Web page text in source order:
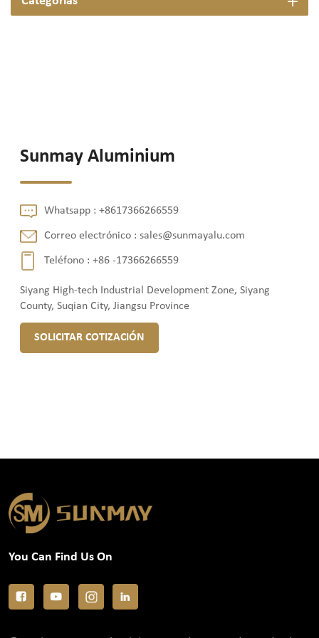
Sunmay Aluminium
Whatsapp :+8617366266559
Correo electrónico :sales@sunmayalu.com
Teléfono :+86 -17366266559
Siyang High-tech Industrial Development Zone, Siyang
County, Suqian City, Jiangsu Province
SOLICITAR COTIZACIÓN
You Can Find Us On